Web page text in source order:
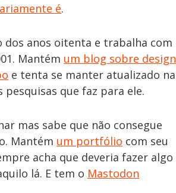
é.
dos anos oitenta e trabalha com
Mantém um blog sobre design
e tenta se manter atualizado na
pesquisas que faz para ele.
mas sabe que não consegue
Mantém um portfólio com seu
acha que deveria fazer algo
lá. E tem o Mastodon